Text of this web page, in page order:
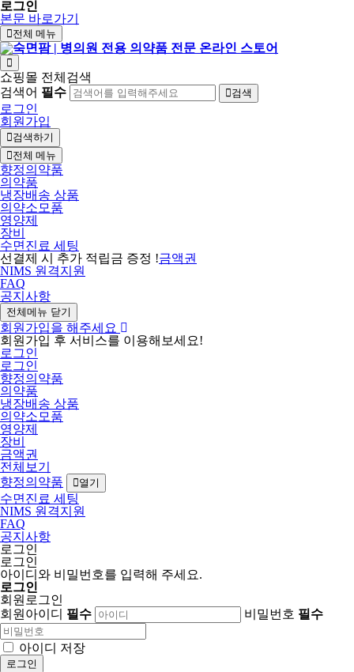
로그인
본문 바로가기
전체 메뉴
쇼핑몰 전체검색
검색어 필수 검색
로그인
회원가입
검색하기
전체 메뉴
향정의약품
의약품
냉장배송 상품
의약소모품
영양제
장비
수면진료 세팅
선결제 시 추가 적립금 증정 !금액권
NIMS 원격지원
FAQ
공지사항
전체메뉴 닫기
회원가입을 해주세요
회원가입 후 서비스를 이용해보세요!
로그인
로그인
향정의약품
의약품
냉장배송 상품
의약소모품
영양제
장비
금액권
전체보기
향정의약품
열기
수면진료 세팅
NIMS 원격지원
FAQ
공지사항
로그인
로그인
아이디와 비밀번호를 입력해 주세요.
로그인
회원로그인
회원아이디 필수 비밀번호 필수
아이디 저장
로그인